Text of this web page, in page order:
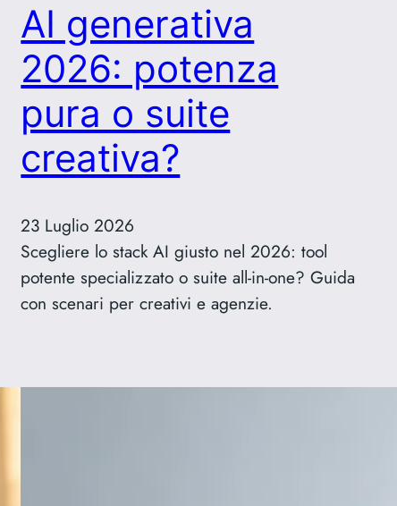
AI generativa
2026: potenza
pura o suite
creativa?
23 Luglio 2026
Scegliere lo stack AI giusto nel 2026: tool
potente specializzato o suite all-in-one? Guida
con scenari per creativi e agenzie.